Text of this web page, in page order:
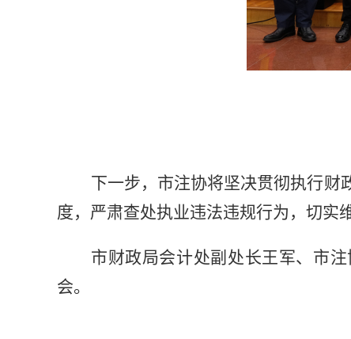
下一步， 市注协将坚决贯彻执行财
度，严肃查处执业违法违规行为，切实
市财政局会计处副处长王军、市
会。